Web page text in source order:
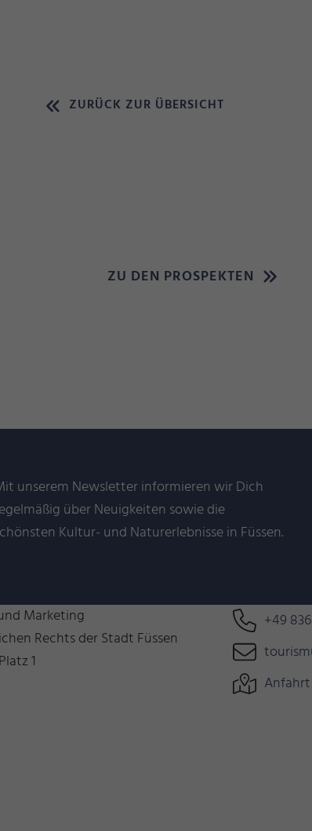
ZURÜCK ZUR ÜBERSICHT
ZU DEN PROSPEKTEN
unserem Newsletter informieren wir Dich
über Neuigkeiten sowie die
Kultur- und Naturerlebnisse in Füssen.
Marketing
Rechts der Stadt Füssen
1
+49